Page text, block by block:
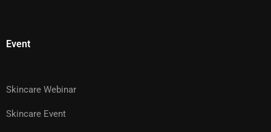
Event
Skincare Webinar
Skincare Event